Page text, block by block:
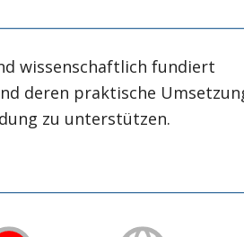
für deutsche Kliniken,
ist der Normalfall
zum Luxus. Ein
2001 in regelmäßigen
wissenschaftlich fundiert
deren praktische
zu unterstützen.